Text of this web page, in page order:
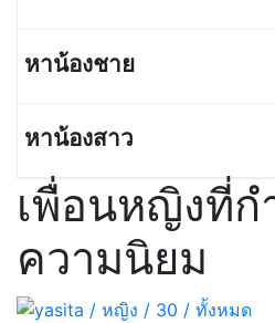
เพื่อนหญิงที่ก
ความนิยม